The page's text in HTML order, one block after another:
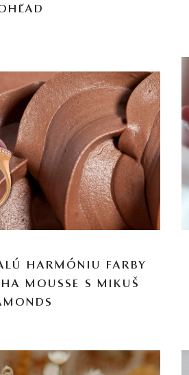
HARMÓNIU FARBY
MOUSSE S MIKUŠ